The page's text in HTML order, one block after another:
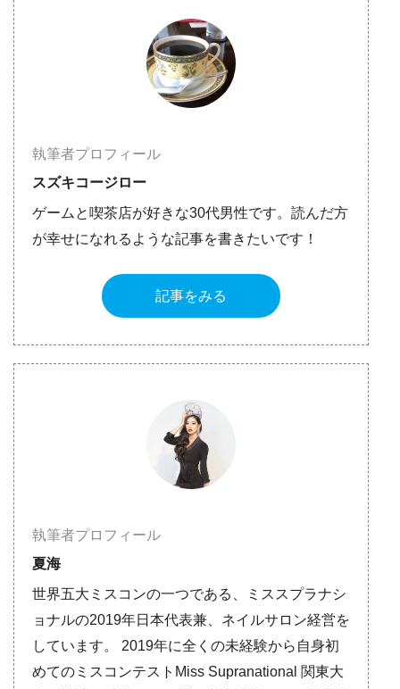
執筆者プロフィール
スズキコージロー
ゲームと喫茶店が好きな30代男性です。読んだ方
が幸せになれるような記事を書きたいです！
記事をみる
執筆者プロフィール
夏海
世界五大ミスコンの一つである、ミススプラナシ
ョナルの2019年日本代表兼、ネイルサロン経営を
しています。 2019年に全くの未経験から自身初
めてのミスコンテストMiss Supranational 関東大